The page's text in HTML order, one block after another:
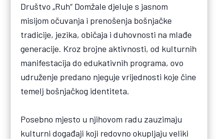
Društvo „Ruh“ Domžale djeluje s jasnom
misijom očuvanja i prenošenja bošnjačke
tradicije, jezika, običaja i duhovnosti na mlađe
generacije. Kroz brojne aktivnosti, od kulturnih
manifestacija do edukativnih programa, ovo
udruženje predano njeguje vrijednosti koje čine
temelj bošnjačkog identiteta.
Posebno mjesto u njihovom radu zauzimaju
kulturni događaji koji redovno okupljaju veliki